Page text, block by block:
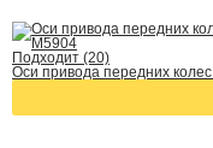
Подходит (20)
Оси привода передних